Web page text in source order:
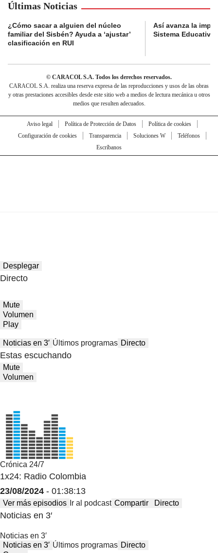
Últimas Noticias
¿Cómo sacar a alguien del núcleo
familiar del Sisbén? Ayuda a ‘ajustar’
clasificación en RUI
Así avanza la
Sistema Educativo
© CARACOL S.A. Todos los derechos reservados.
CARACOL S.A. realiza una reserva expresa de las reproducciones y usos de las obras
y otras prestaciones accesibles desde este sitio web a medios de lectura mecánica u otros
medios que resulten adecuados.
Aviso legal Política de Protección de Datos
Política de cookies
Configuración de cookies
Transparencia Soluciones W
Teléfonos
Escríbanos
Desplegar
Directo
Mute
Volumen
Play
Noticias en 3′ Últimos programas Directo
Estas escuchando
Mute
Volumen
Crónica 24/7
1x24: Radio Colombia
23/08/2024 - 01:38:13
Ver más episodios Ir al podcast Compartir Directo
Noticias en 3′
Noticias en 3′
Noticias en 3′ Últimos programas Directo